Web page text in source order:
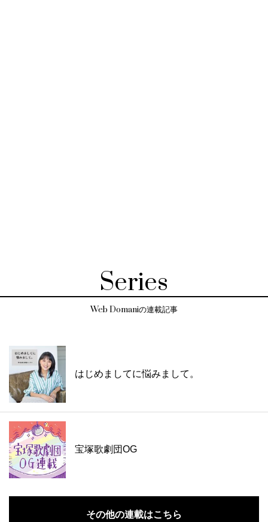
Series
Web Domaniの連載記事
はじめましてに悩みまして。
宝塚歌劇団OG
その他の連載はこちら